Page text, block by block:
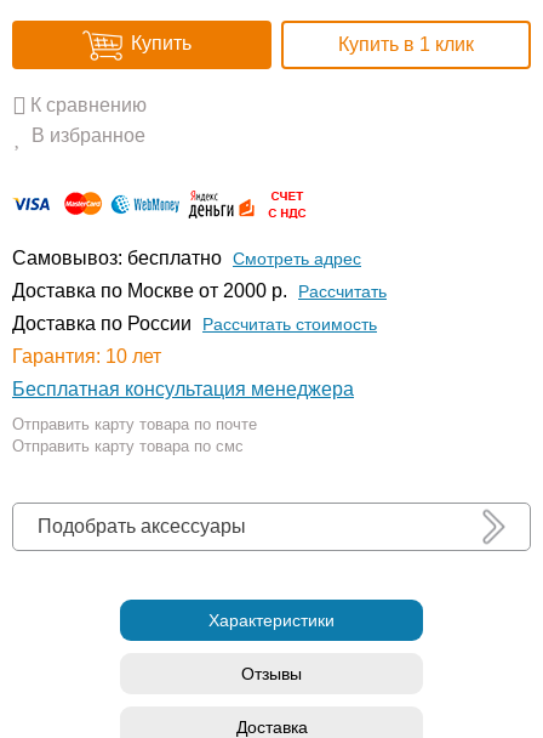
Купить Купить в 1 клик
К сравнению
В избранное
Самовывоз: бесплатно Смотреть адрес
Доставка по Москве от 2000 р. Расcчитать
Доставка по России Рассчитать стоимость
Гарантия: 10 лет
Бесплатная консультация менеджера
Отправить карту товара по почте
Отправить карту товара по смс
Подобрать аксессуары
Характеристики
Отзывы
Доставка